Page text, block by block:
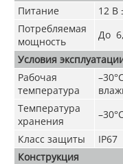
Питание
12 В
Потребляемая
мощность
До
Условия
Рабочая
температура
Температура
хранения
Класс защиты
IP67
Конструкция